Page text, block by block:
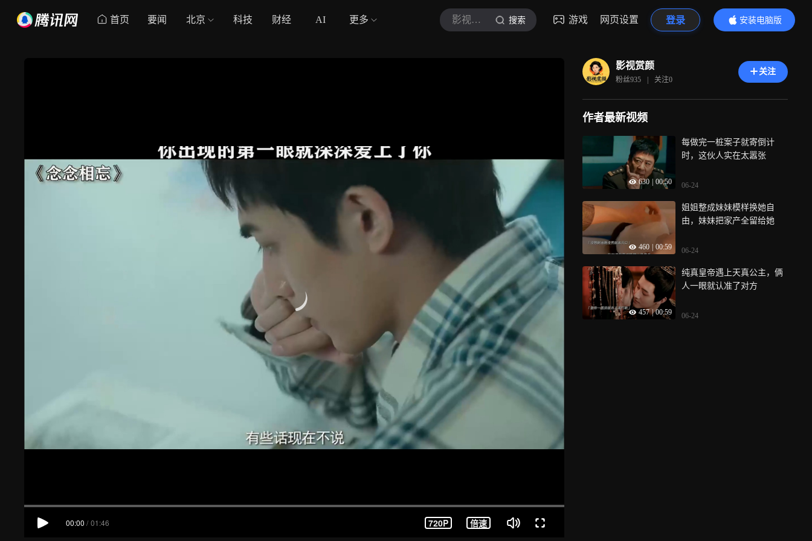
首页 要闻 北京 科技 财经 AI 更多 影视赏颜 搜索 游戏 网页设置 登录
安装电脑版
内容更精彩
00:00 / 01:46 720P 倍速
影视赏颜
粉丝935 | 关注0
关注
作者最新视频
630 00:50
每做完一桩案子就寄倒计
时，这伙人实在太嚣张
06-24
460 00:59
姐姐整成妹妹模样换她自
由，妹妹把家产全留给她
06-24
457 | 00:59
纯真皇帝遇上天真公主，俩
人一眼就认准了对方
06-24